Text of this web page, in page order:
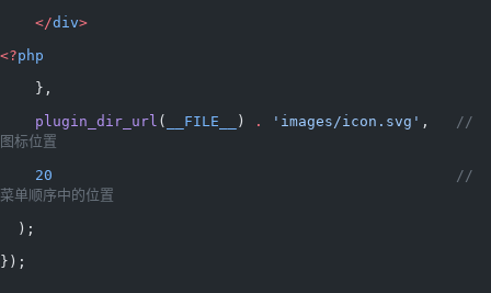
    </
div>
<?php
    },
    plugin_dir_url
( __FILE__ ) . 'images/icon.svg' ,
//
图标位置
    20
                                              //
菜单顺序中的位置
  );
});